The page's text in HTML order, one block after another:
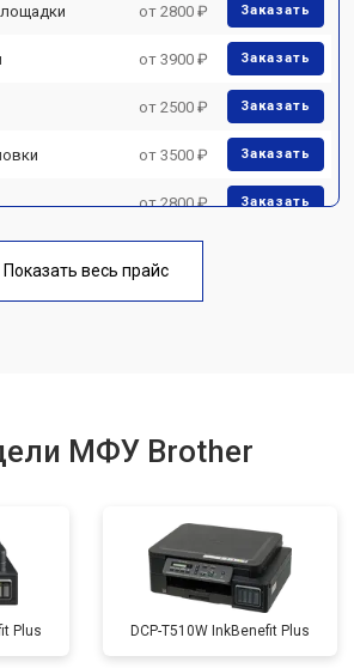
от 2800 ₽ Заказать
от 3900 ₽ Заказать
от 2500 ₽ Заказать
от 3500 ₽ Заказать
от 2800 ₽ Заказать
от 2500 ₽
Показать весь прайс
МФУ Brother
Plus DCP-T510W InkBenefit Plus